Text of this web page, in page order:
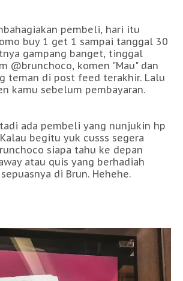
pembeli, hari itu
buy 1 get 1 sampai tanggal 30
gampang banget, tinggal
@brunchoco, komen "Mau" dan
teman di post feed terakhir. Lalu
kamu sebelum pembayaran.
ada pembeli yang nunjukin hp
begitu yuk cusss segera
siapa tahu ke depan
atau quis yang berhadiah
di Brun. Hehehe.